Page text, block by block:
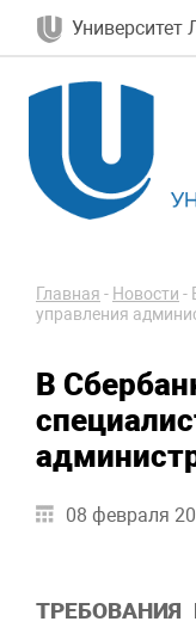
Университет
Главная - Новости -
управления
В
08 февраля
ТРЕБОВАНИЯ